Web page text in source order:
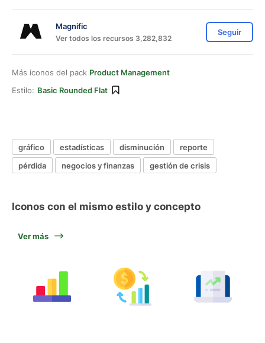
Magnific
Ver todos los recursos 3,282,832
Seguir
Más iconos del pack Product Management
Estilo: Basic Rounded Flat
gráfico estadísticas disminución
reporte
pérdida
negocios y finanzas gestión de crisis
Iconos con el mismo estilo y concepto
Ver más